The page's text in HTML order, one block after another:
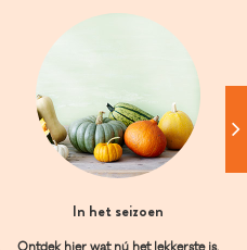
In het seizoen